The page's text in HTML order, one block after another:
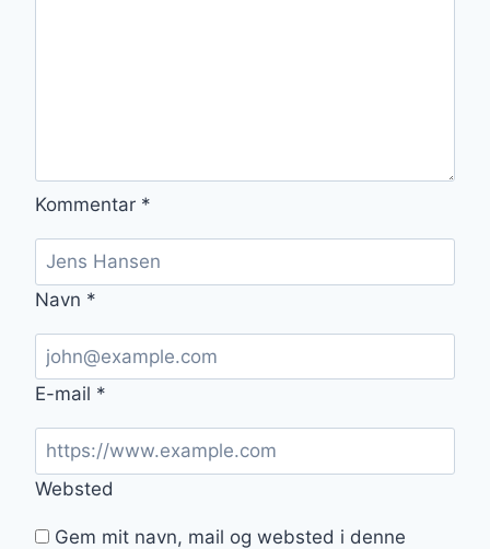
Kommentar *
Navn *
E-mail *
Websted
Gem mit navn, mail og websted i denne